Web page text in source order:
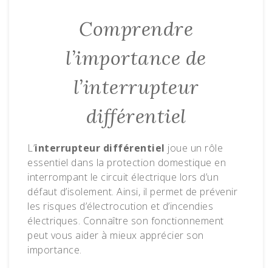
Comprendre
l’importance de
l’interrupteur
différentiel
L’interrupteur différentiel joue un rôle
essentiel dans la protection domestique en
interrompant le circuit électrique lors d’un
défaut d’isolement. Ainsi, il permet de prévenir
les risques d’électrocution et d’incendies
électriques. Connaître son fonctionnement
peut vous aider à mieux apprécier son
importance.